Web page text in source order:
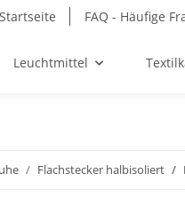
Startseite FAQ - Häufige
Leuchtmittel
Flachstecker halbisoliert